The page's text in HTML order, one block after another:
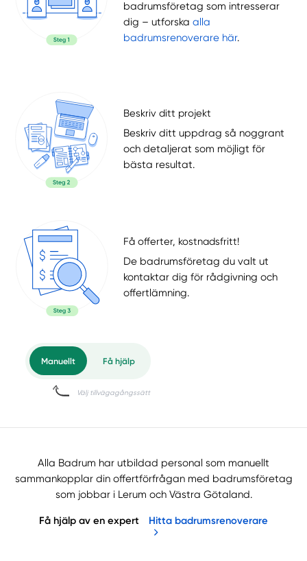
badrumsföretag som intresserar
dig – utforskaalla
badrumsrenoverare här.
Beskriv ditt projekt
Beskriv ditt uppdrag så noggrant
och detaljerat som möjligt för
bästa resultat.
Få offerter, kostnadsfritt!
De badrumsföretag du valt ut
kontaktar dig för rådgivning och
offertlämning.
Alla Badrum har utbildad personal som manuellt
sammankopplar din offertförfrågan med badrumsföretag
som jobbar i Lerum och Västra Götaland.
Få hjälp av en expert Hitta badrumsrenoverare